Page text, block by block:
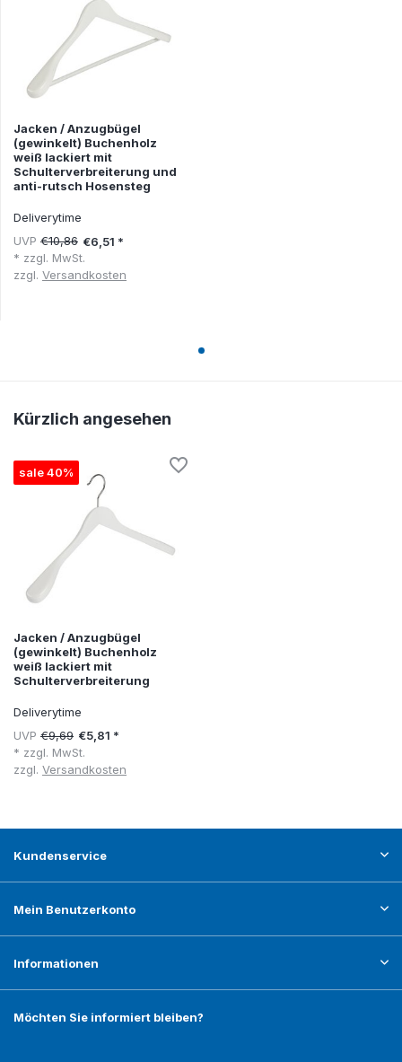
Jacken / Anzugbügel
(gewinkelt) Buchenholz
weiß lackiert mit
Schulterverbreiterung und
anti-rutsch Hosensteg
Deliverytime
UVP €10,86 €6,51 *
* zzgl. MwSt.
zzgl. Versandkosten
Kürzlich angesehen
sale 40%
Jacken / Anzugbügel
(gewinkelt) Buchenholz
weiß lackiert mit
Schulterverbreiterung
Deliverytime
UVP €9,69 €5,81 *
* zzgl. MwSt.
zzgl. Versandkosten
Kundenservice
Mein Benutzerkonto
Informationen
Möchten Sie informiert bleiben?